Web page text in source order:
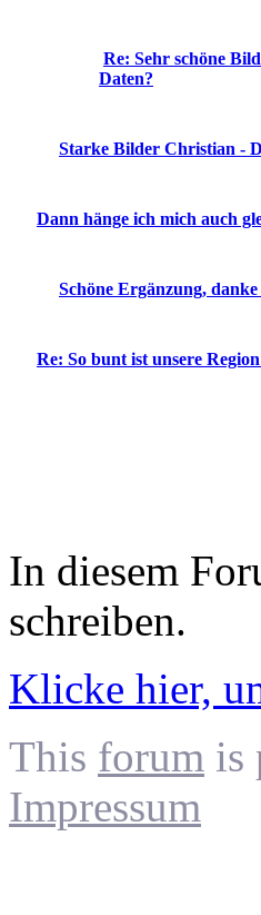
Re: Sehr schöne
Daten?
Starke Bilder Christian -
Dann hänge ich mich auch
Schöne Ergänzung,
Re: So bunt ist unsere
In diesem
schreiben.
Klicke hier,
This forum is
Impressum